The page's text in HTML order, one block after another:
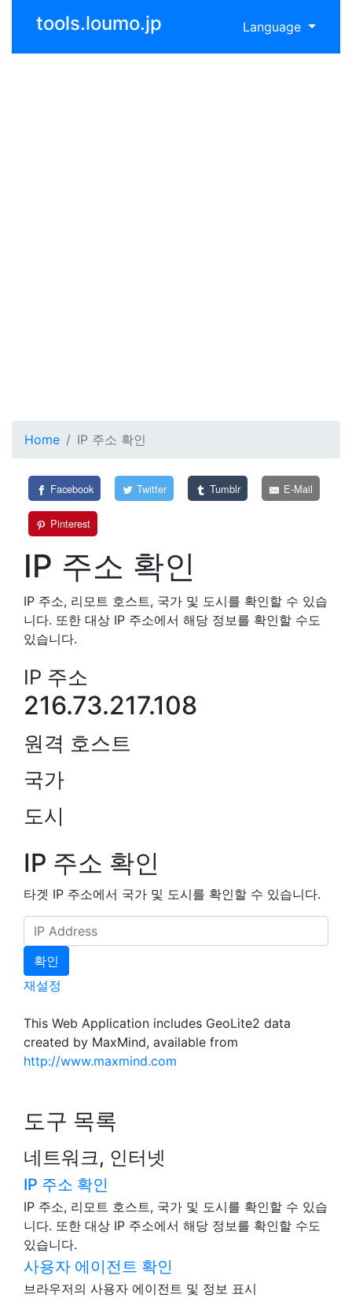
tools.loumo.jp Language
Home IP 주소 확인
Facebook Twitter Tumblr E-Mail
Pinterest
IP 주소 확인
IP 주소, 리모트 호스트, 국가 및 도시를 확인할 수 있습
니다. 또한 대상 IP 주소에서 해당 정보를 확인할 수도
있습니다.
IP 주소
216.73.217.108
원격 호스트
국가
도시
IP 주소 확인
타겟 IP 주소에서 국가 및 도시를 확인할 수 있습니다.
재설정
This Web Application includes GeoLite2 data
created by MaxMind, available from
http://www.maxmind.com
도구 목록
네트워크, 인터넷
IP 주소 확인
IP 주소, 리모트 호스트, 국가 및 도시를 확인할 수 있습
니다. 또한 대상 IP 주소에서 해당 정보를 확인할 수도
있습니다.
사용자 에이전트 확인
브라우저의 사용자 에이전트 및 정보 표시